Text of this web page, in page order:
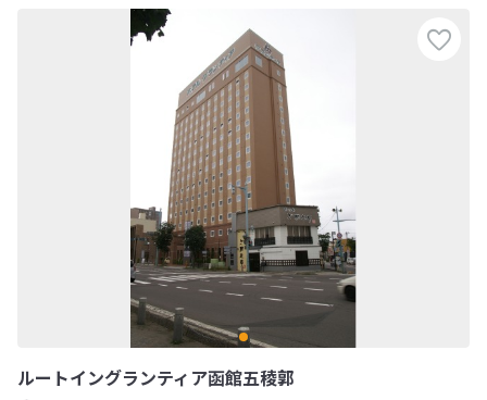
ルートイングランティア函館五稜郭